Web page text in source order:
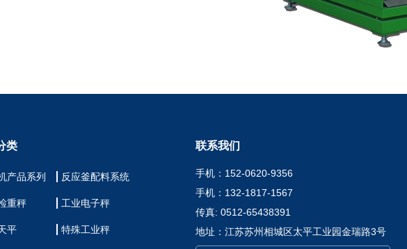
类
产品系列 反应釜配料系统
重秤 工业电子秤
平 特殊工业秤
联系我们
手机：152-0620-9356
手机：132-1817-1567
传真: 0512-65438391
地址：江苏苏州相城区太平工业园金瑞路3号